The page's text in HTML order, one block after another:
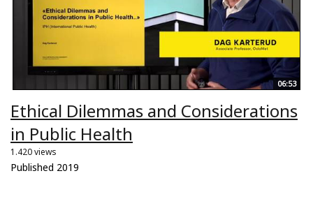
06:53
Ethical Dilemmas and Considerations
in Public Health
1.420 views
Published 2019